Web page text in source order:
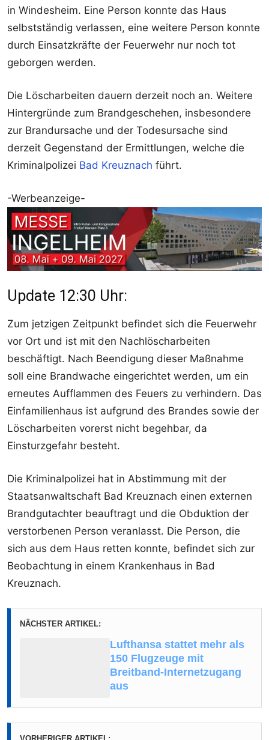
in Windesheim. Eine Person konnte das Haus
selbstständig verlassen, eine weitere Person konnte
durch Einsatzkräfte der Feuerwehr nur noch tot
geborgen werden.
Die Löscharbeiten dauern derzeit noch an. Weitere
Hintergründe zum Brandgeschehen, insbesondere
zur Brandursache und der Todesursache sind
derzeit Gegenstand der Ermittlungen, welche die
Kriminalpolizei Bad Kreuznach führt.
-Werbeanzeige-
Update 12:30 Uhr:
Zum jetzigen Zeitpunkt befindet sich die Feuerwehr
vor Ort und ist mit den Nachlöscharbeiten
beschäftigt. Nach Beendigung dieser Maßnahme
soll eine Brandwache eingerichtet werden, um ein
erneutes Aufflammen des Feuers zu verhindern. Das
Einfamilienhaus ist aufgrund des Brandes sowie der
Löscharbeiten vorerst nicht begehbar, da
Einsturzgefahr besteht.
Die Kriminalpolizei hat in Abstimmung mit der
Staatsanwaltschaft Bad Kreuznach einen externen
Brandgutachter beauftragt und die Obduktion der
verstorbenen Person veranlasst. Die Person, die
sich aus dem Haus retten konnte, befindet sich zur
Beobachtung in einem Krankenhaus in Bad
Kreuznach.
NÄCHSTER ARTIKEL:
Lufthansa stattet mehr als
150 Flugzeuge mit
Breitband-Internetzugang
aus